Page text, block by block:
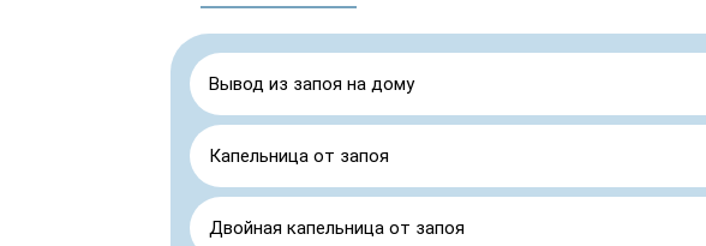
Вывод из запоя на дому
Капельница от запоя
Двойная капельница от запоя